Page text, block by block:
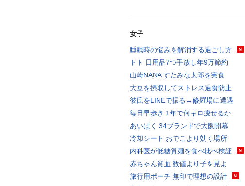
女子
睡眠時の悩みを解消する過ごし方
トト 日用品7つ手放し年9万節約
山崎NANA すたみな太郎を実食
大豆を摂取してストレス過食防止
彼氏をLINEで振る→修羅場に遭遇
毎日早歩き 1年で何キロ痩せるか
あいぱく 34ブランドで大阪開幕
冷却シート おでこより効く場所
内科医が低糖質麺を食べ比べ検証
赤ちゃん貧血 数値より子を見よ
旅行用ポーチ 無印で理想の設計